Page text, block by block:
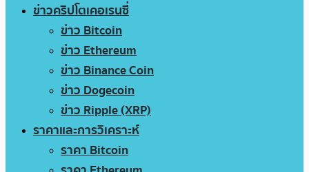
ข่าวคริปโตเคอเรนซี่
ข่าว Bitcoin
ข่าว Ethereum
ข่าว Binance Coin
ข่าว Dogecoin
ข่าว Ripple (XRP)
ราคาและการวิเคราะห์
ราคา Bitcoin